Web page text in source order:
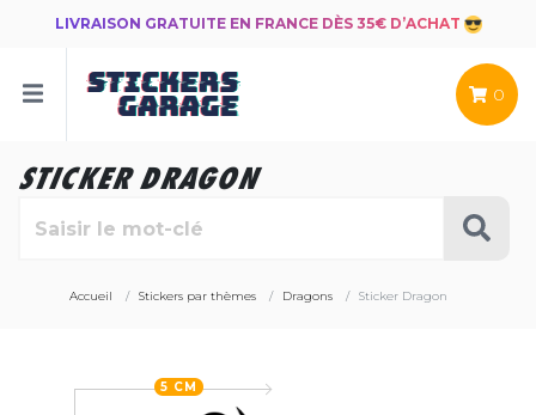
LIVRAISON GRATUITE EN FRANCE DÈS 35€ D’ACHAT
0
STICKER DRAGON
Accueil Stickers par thèmes Dragons Sticker Dragon
5 CM